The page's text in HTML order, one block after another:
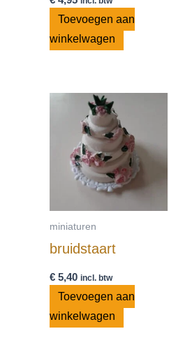
Toevoegen aan
winkelwagen
miniaturen
bruidstaart
€ 5,40 incl. btw
Toevoegen aan
winkelwagen